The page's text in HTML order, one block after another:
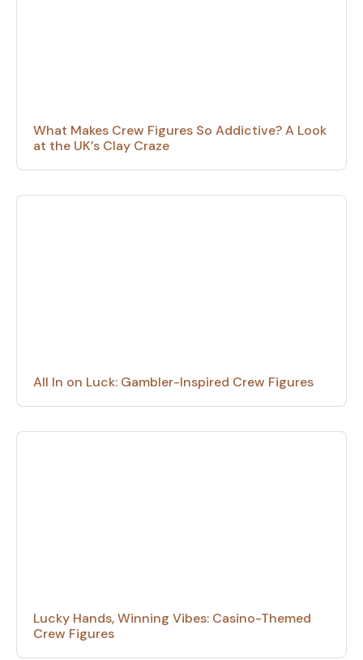
What Makes Crew Figures So Addictive? A Look
at the UK’s Clay Craze
All In on Luck: Gambler-Inspired Crew Figures
Lucky Hands, Winning Vibes: Casino-Themed
Crew Figures